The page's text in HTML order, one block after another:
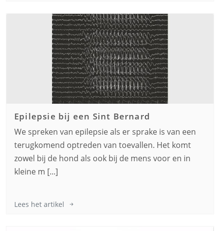
Epilepsie bij een Sint Bernard
We spreken van epilepsie als er sprake is van een
terugkomend optreden van toevallen. Het komt
zowel bij de hond als ook bij de mens voor en in
kleine m [...]
Lees het artikel